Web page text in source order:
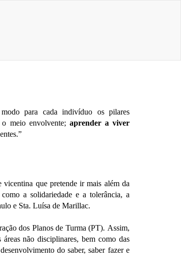
para cada indivíduo os pilares
meio envolvente; aprender a viver
vicentina que pretende ir mais além da
a solidariedade e a tolerância, a
e Sta. Luísa de Marillac.
dos Planos de Turma (PT). Assim,
áreas não disciplinares,bem como das
do saber,saber fazer e